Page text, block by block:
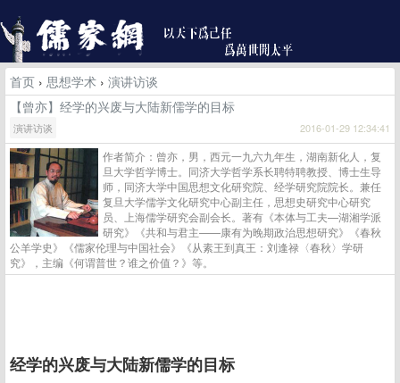
首页 › 思想学术 › 演讲访谈
【曾亦】经学的兴废与大陆新儒学的目标
演讲访谈 2016-01-29 12:34:41
作者简介：曾亦，男，西元一九六九年生，湖南新化人，复
旦大学哲学博士。同济大学哲学系长聘特聘教授、博士生导
师，同济大学中国思想文化研究院、经学研究院院长。兼任
复旦大学儒学文化研究中心副主任，思想史研究中心研究
员、上海儒学研究会副会长。著有《本体与工夫—湖湘学派
研究》《共和与君主——康有为晚期政治思想研究》《春秋
公羊学史》《儒家伦理与中国社会》《从素王到真王：刘逢禄〈春秋〉学研
究》，主编《何谓普世？谁之价值？》等。
经学的兴废与大陆新儒学的目标